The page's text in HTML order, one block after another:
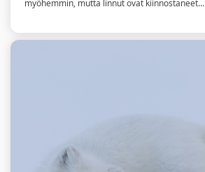
myöhemmin, mutta linnut ovat kiinnostaneet...